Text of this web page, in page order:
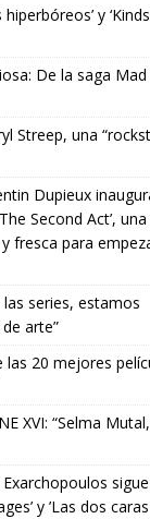
y
De la saga Mad
Streep, una
Dupieux
Second Act’, una
fresca para
las series, estamos
arte”
las 20 mejores
XVI: “Selma
sigue
y ’Las dos